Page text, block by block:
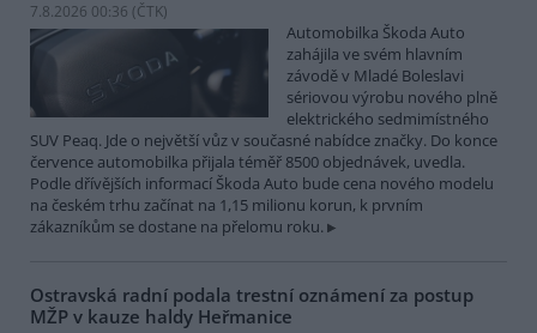
7.8.2026 00:36 (ČTK)
Automobilka Škoda Auto
zahájila ve svém hlavním
závodě v Mladé Boleslavi
sériovou výrobu nového plně
elektrického sedmimístného
SUV Peaq. Jde o největší vůz v současné nabídce značky. Do konce
července automobilka přijala téměř 8500 objednávek, uvedla.
Podle dřívějších informací Škoda Auto bude cena nového modelu
na českém trhu začínat na 1,15 milionu korun, k prvním
zákazníkům se dostane na přelomu roku.
Ostravská radní podala trestní oznámení za postup
MŽP v kauze haldy Heřmanice